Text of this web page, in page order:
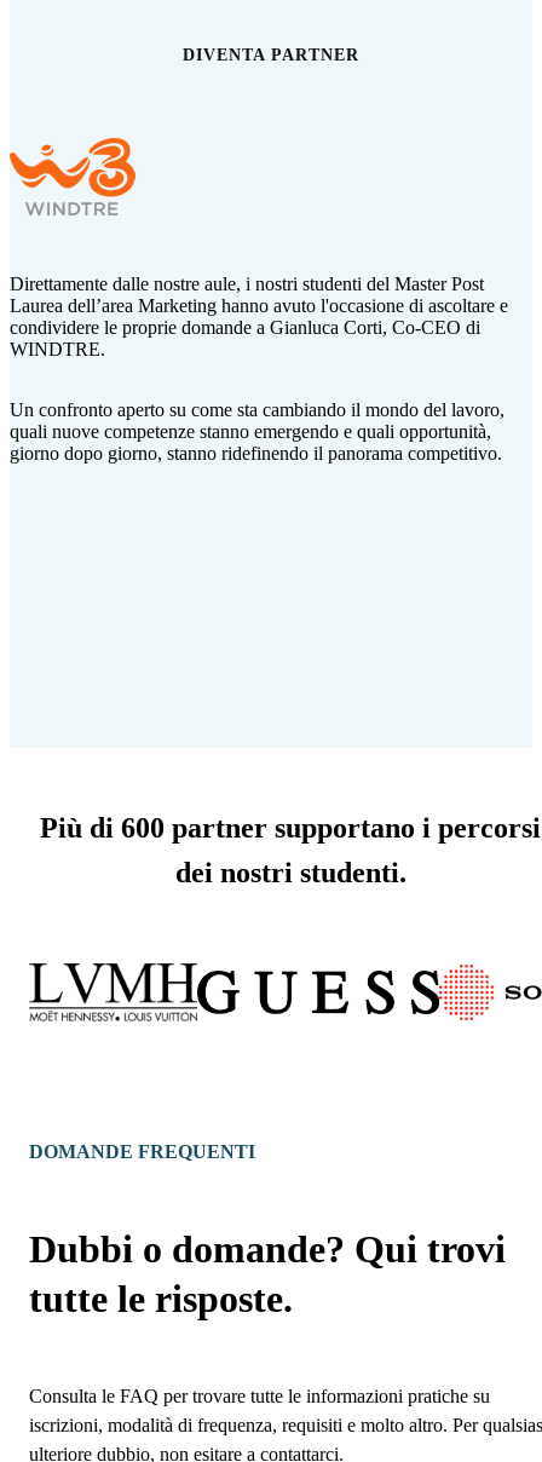
DIVENTA PARTNER
Direttamente dalle nostre aule, i nostri studenti del Master Post
Laurea dell’area Marketing hanno avuto l'occasione di ascoltare e
condividere le proprie domande a Gianluca Corti, Co-CEO di
WINDTRE.
Un confronto aperto su come sta cambiando il mondo del lavoro,
quali nuove competenze stanno emergendo e quali opportunità,
giorno dopo giorno, stanno ridefinendo il panorama competitivo.
Più di 600 partner supportano i percorsi
dei nostri studenti.
DOMANDE FREQUENTI
Dubbi o domande? Qui trovi
tutte le risposte.
Consulta le FAQ per trovare tutte le informazioni pratiche su
iscrizioni, modalità di frequenza, requisiti e molto altro. Per
ulteriore dubbio, non esitare a contattarci.